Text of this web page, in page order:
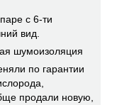
с 6-ти
вид.
шумоизоляция
по гарантии
продали новую,